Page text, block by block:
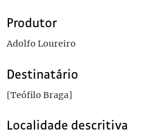
Produtor
Adolfo Loureiro
Destinatário
[Teófilo Braga]
Localidade descritiva